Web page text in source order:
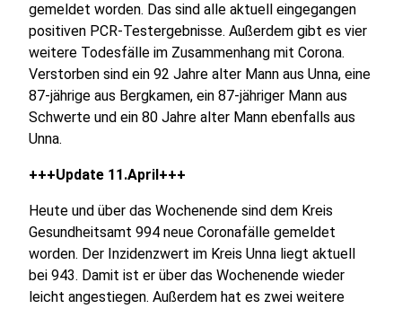
gemeldet worden. Das sind alle aktuell eingegangen
positiven PCR-Testergebnisse. Außerdem gibt es vier
weitere Todesfälle im Zusammenhang mit Corona.
Verstorben sind ein 92 Jahre alter Mann aus Unna, eine
87-jährige aus Bergkamen, ein 87-jähriger Mann aus
Schwerte und ein 80 Jahre alter Mann ebenfalls aus
Unna.
+++Update 11.April+++
Heute und über das Wochenende sind dem Kreis
Gesundheitsamt 994 neue Coronafälle gemeldet
worden. Der Inzidenzwert im Kreis Unna liegt aktuell
bei 943. Damit ist er über das Wochenende wieder
leicht angestiegen. Außerdem hat es zwei weitere